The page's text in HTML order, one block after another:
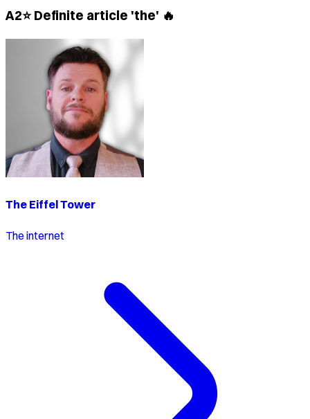
A2⭐ Definite article 'the' 🔥
The Eiffel Tower
The internet